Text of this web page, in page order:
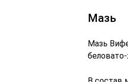
Мазь
Мазь